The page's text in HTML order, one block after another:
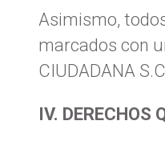
Asimismo,
marcados con
CIUDADANA
IV. DERECHOS